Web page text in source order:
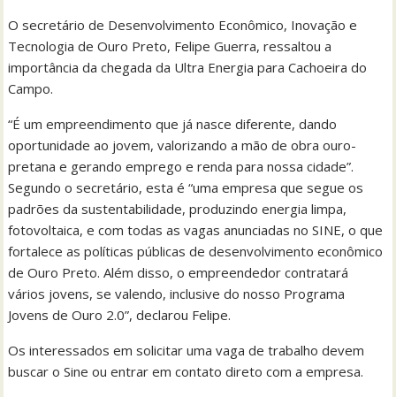
O secretário de Desenvolvimento Econômico, Inovação e
Tecnologia de Ouro Preto, Felipe Guerra, ressaltou a
importância da chegada da Ultra Energia para Cachoeira do
Campo.
“É um empreendimento que já nasce diferente, dando
oportunidade ao jovem, valorizando a mão de obra ouro-
pretana e gerando emprego e renda para nossa cidade”.
Segundo o secretário, esta é “uma empresa que segue os
padrões da sustentabilidade, produzindo energia limpa,
fotovoltaica, e com todas as vagas anunciadas no SINE, o que
fortalece as políticas públicas de desenvolvimento econômico
de Ouro Preto. Além disso, o empreendedor contratará
vários jovens, se valendo, inclusive do nosso Programa
Jovens de Ouro 2.0”, declarou Felipe.
Os interessados em solicitar uma vaga de trabalho devem
buscar o Sine ou entrar em contato direto com a empresa.